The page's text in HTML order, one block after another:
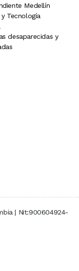
Medellín
y Tecnología
desaparecidas y
| Nit:900604924-